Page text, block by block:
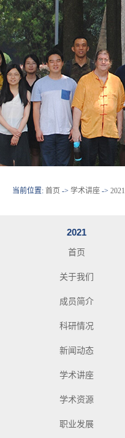
当前位置: 首页 -> 学术讲座 -> 2021
2021
首页
关于我们
成员简介
科研情况
新闻动态
学术讲座
学术资源
职业发展